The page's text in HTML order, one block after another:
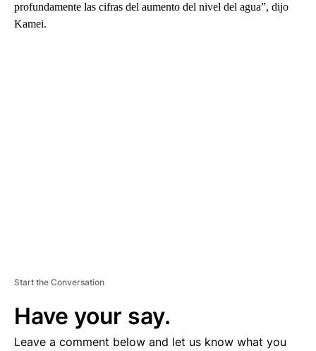
profundamente las cifras del aumento del nivel del agua”, dijo
Kamei.
Start the Conversation
Have your say.
Leave a comment below and let us know what you